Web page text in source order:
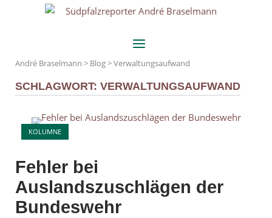
Home
Menu
André Braselmann > Blog>Verwaltungsaufwand
SCHLAGWORT: VERWALTUNGSAUFWAND
KOLUMNE
Open post
Fehler bei
Auslandszuschlägen der
Bundeswehr